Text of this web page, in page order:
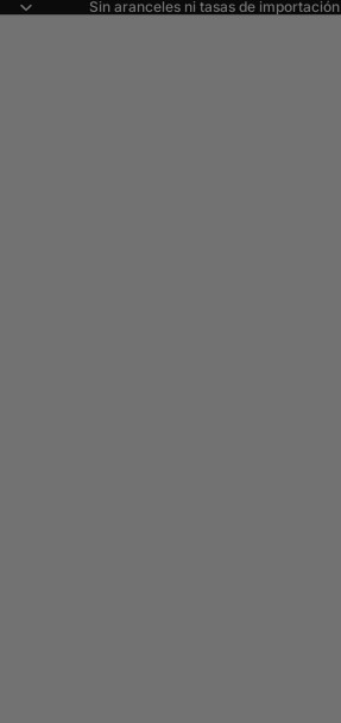
Sin aranceles ni tasas de importación